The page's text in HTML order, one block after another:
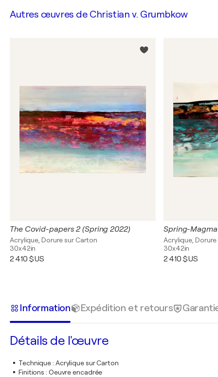
Autres œuvres de Christian v. Grumbkow
The Covid-papers 2 (Spring 2022)
Acrylique, Dorure sur Carton
30x42in
2 410 $US
Spring-
Acrylique,
30x42in
2 410 $US
Information Expédition et retours
Détails de l'œuvre
Technique: Acrylique sur Carton
Finitions : Oeuvre encadrée